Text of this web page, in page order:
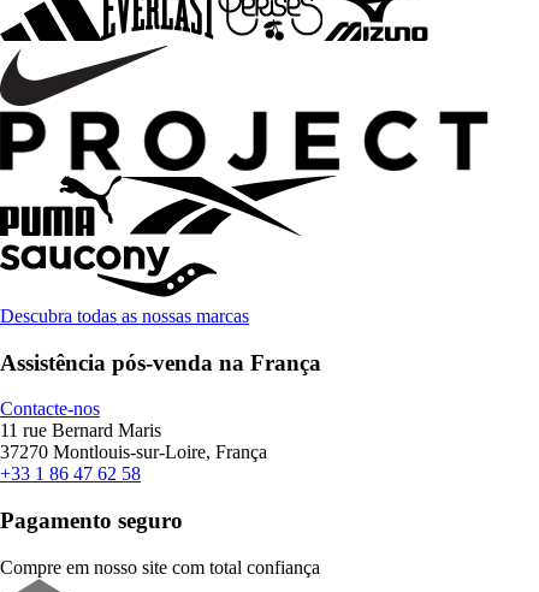
Descubra todas as nossas marcas
Assistência pós-venda na França
Contacte-nos
11 rue Bernard Maris
37270 Montlouis-sur-Loire, França
+33 1 86 47 62 58
Pagamento seguro
Compre em nosso site com total confiança